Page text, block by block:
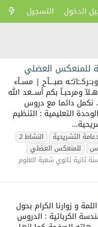
الدخول التسجيل
صبـــآح | مسـآء
ومرحبـآ بكم أســعد الله
نكمل دائما مع دروس
التعليمية : التنظيم
التشريحية
النشاط 2
للمنعكس العضلي
ثانية ثانوي شعبة العلوم
و زوارنا الكرام بحول
الكربائية : الدروس